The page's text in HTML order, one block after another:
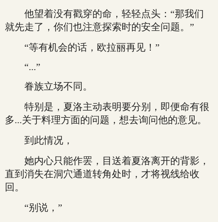
他望着没有戳穿的命，轻轻点头：“那我们
就先走了，你们也注意探索时的安全问题。”
“等有机会的话，欧拉丽再见！”
“...”
眷族立场不同。
特别是，夏洛主动表明要分别，即便命有很
多...关于料理方面的问题，想去询问他的意见。
到此情况，
她内心只能作罢，目送着夏洛离开的背影，
直到消失在洞穴通道转角处时，才将视线给收
回。
“别说，”